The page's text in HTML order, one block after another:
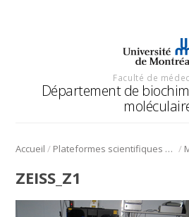
Faculté de
Département de
Accueil / Plateformes scientifiques BMM /
ZEISS_Z1